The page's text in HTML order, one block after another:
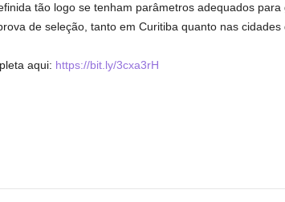
tão logo se tenham parâmetros adequados
de seleção, tanto em Curitiba quanto nas cidades
aqui: https://bit.ly/3cxa3rH